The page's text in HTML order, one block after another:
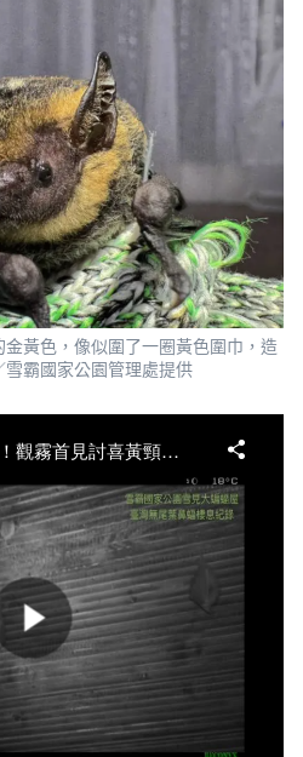
黃色，像似圍了一圈黃色圍巾，造
霸國家公園管理處提供